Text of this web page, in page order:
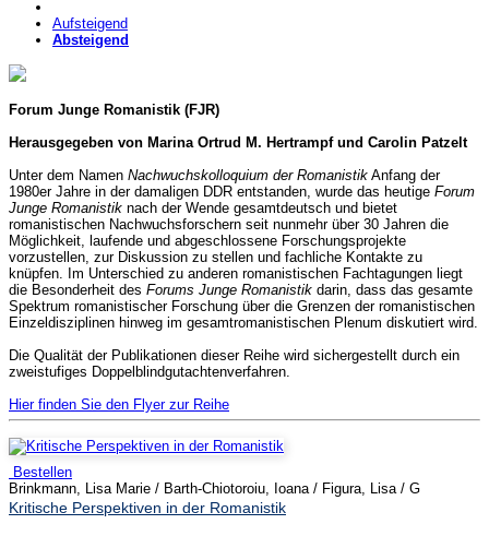
Aufsteigend
Absteigend
Forum Junge Romanistik (FJR)
Herausgegeben von Marina Ortrud M. Hertrampf und Carolin Patzelt
Unter dem Namen Nachwuchskolloquium der Romanistik Anfang der
1980er Jahre in der damaligen DDR entstanden, wurde das heutige Forum
Junge Romanistik nach der Wende gesamtdeutsch und bietet
romanistischen Nachwuchsforschern seit nunmehr über 30 Jahren die
Möglichkeit, laufende und abgeschlossene Forschungsprojekte
vorzustellen, zur Diskussion zu stellen und fachliche Kontakte zu
knüpfen. Im Unterschied zu anderen romanistischen Fachtagungen liegt
die Besonderheit des Forums Junge Romanistik darin, dass das gesamte
Spektrum romanistischer Forschung über die Grenzen der romanistischen
Einzeldisziplinen hinweg im gesamtromanistischen Plenum diskutiert wird.
Die Qualität der Publikationen dieser Reihe wird sichergestellt durch ein
zweistufiges Doppelblindgutachtenverfahren.
Hier finden Sie den Flyer zur Reihe
Bestellen
Brinkmann, Lisa Marie / Barth-Chiotoroiu, Ioana / Figura, Lisa / G
Kritische Perspektiven in der Romanistik